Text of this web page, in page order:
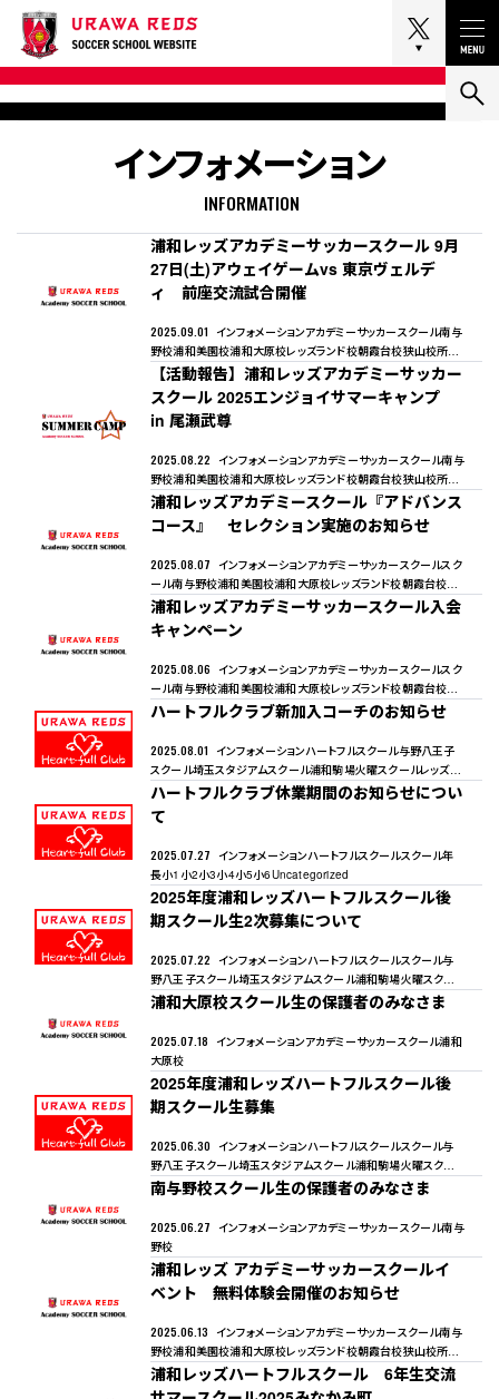
インフォメーション
INFORMATION
浦和レッズアカデミーサッカースクール 9月
27日(土)アウェイゲームvs 東京ヴェルデ
ィ 前座交流試合開催
2025.09.01 インフォメーションアカデミーサッカースクール南与
野校浦和美園校浦和大原校レッズランド校朝霞台校狭山校所沢
校幸手校熊谷校
【活動報告】浦和レッズアカデミーサッカー
スクール 2025エンジョイサマーキャンプ
in 尾瀬武尊
2025.08.22 インフォメーションアカデミーサッカースクール南与
野校浦和美園校浦和大原校レッズランド校朝霞台校狭山校所沢
校幸手校熊谷校
浦和レッズアカデミースクール『アドバンス
コース』 セレクション実施のお知らせ
2025.08.07 インフォメーションアカデミーサッカースクールスク
ール南与野校浦和美園校浦和大原校レッズランド校朝霞台校狭
山校所沢校幸手校熊谷校
浦和レッズアカデミーサッカースクール入会
キャンペーン
2025.08.06 インフォメーションアカデミーサッカースクールスク
ール南与野校浦和美園校浦和大原校レッズランド校朝霞台校狭
山校所沢校幸手校熊谷校
ハートフルクラブ新加入コーチのお知らせ
2025.08.01 インフォメーションハートフルスクール与野八王子
スクール埼玉スタジアムスクール浦和駒場火曜スクールレッズラ
ンドスクール 浦和駒場金曜スクールくまがやドームスクール
ハートフルクラブ休業期間のお知らせについ
て
2025.07.27 インフォメーションハートフルスクールスクール年
長小1 小2小3小4小5小6Uncategorized
2025年度浦和レッズハートフルスクール後
期スクール生2次募集について
2025.07.22 インフォメーションハートフルスクールスクール与
野八王子スクール埼玉スタジアムスクール浦和駒場火曜スクー
ルレッズランドスクール浦和駒場金曜スクールくまがやドームスク
浦和大原校スクール生の保護者のみなさま
2025.07.18 インフォメーションアカデミーサッカースクール浦和
大原校
2025年度浦和レッズハートフルスクール後
期スクール生募集
2025.06.30 インフォメーションハートフルスクールスクール与
野八王子スクール埼玉スタジアムスクール浦和駒場火曜スクー
ルレッズランドスクール 浦和駒場金曜スクールくまがやドームスク
南与野校スクール生の保護者のみなさま
2025.06.27 インフォメーションアカデミーサッカースクール南与
野校
浦和レッズ アカデミーサッカースクールイ
ベント 無料体験会開催のお知らせ
2025.06.13 インフォメーションアカデミーサッカースクール南与
野校浦和美園校浦和大原校レッズランド校朝霞台校狭山校所沢
校幸手校熊谷校
浦和レッズハートフルスクール 6年生交流